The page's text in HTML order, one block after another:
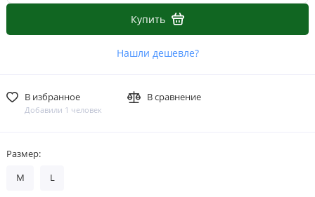
Купить
Нашли дешевле?
В избранное
Добавили 1 человек
В сравнение
Размер:
M L